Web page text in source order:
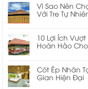
Vì Sao Nên
Với Tre Tự
10 Lợi Ích
Hoàn Hảo
Cót Ép Nhân
Gian Hiện Đại